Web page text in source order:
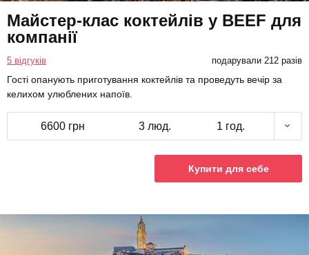
Майстер-клас коктейлів у BEEF для
компанії
5 відгуків подарували 212 разів
Гості опанують приготування коктейлів та проведуть вечір за
келихом улюблених напоїв.
6600 грн 3 люд. 1 год.
Купити для себе